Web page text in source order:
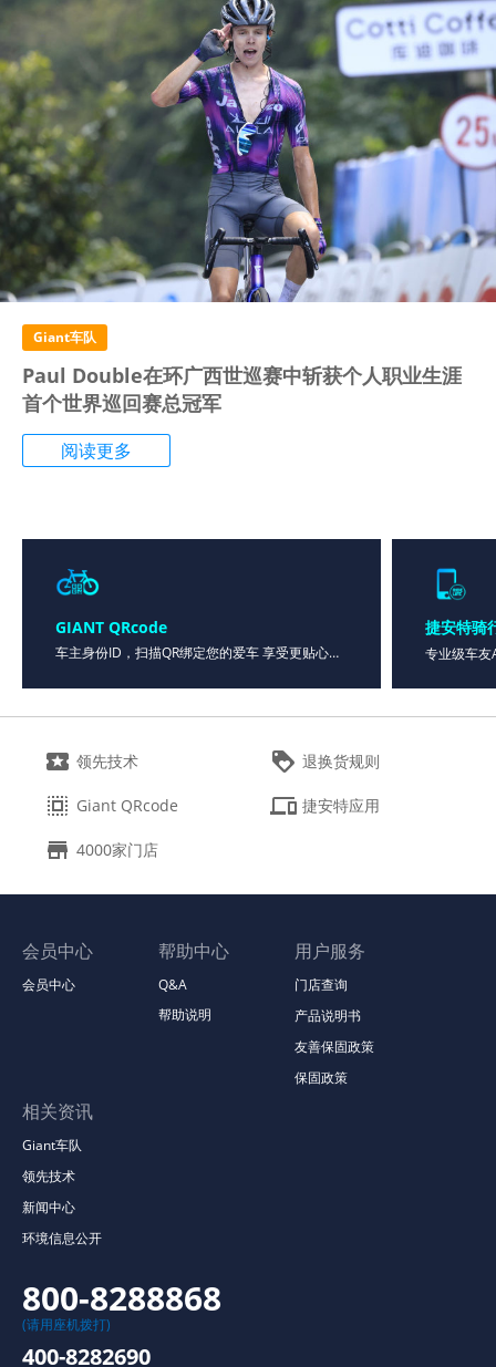
Giant车队
Paul Double在环广西世巡赛中斩获个人职业生涯
首个世界巡回赛总冠军
阅读更多
GIANT QRcode
车主身份ID，扫描QR绑定您的爱车 享受更贴心的服务。
捷安特骑
 领先技术  退换货规则
 Giant QRcode  捷安特应用
 4000家门店
会员中心
会员中心
帮助中心
Q&A
帮助说明
用户服务
门店查询
产品说明书
友善保固政策
保固政策
相关资讯
Giant车队
领先技术
新闻中心
环境信息公开
800-8288868
(请用座机拨打)
400-8282690